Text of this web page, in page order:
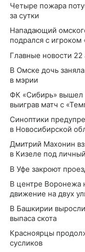
Четыре пожара
за сутки
Нападающий
подрался с игроком
Главные новости 22
В Омске дочь
в мэрии
ФК «Сибирь» вышел
выиграв матч с
Синоптики
в Новосибирской
Дмитрий Махонин
в Кизеле под
В Уфе закроют
В центре Воронежа
движение на двух
В Башкирии
выпаса скота
Красноярцы
сусликов